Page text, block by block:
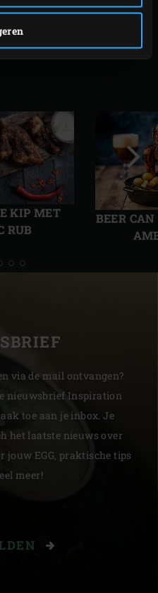
KIP MET
RUB
BEER
slide
via de mail ontvangen?
nieuwsbrief Inspiration
toe aan je inbox. Je
het laatste nieuws over
jouw EGG, praktische tips
meer!